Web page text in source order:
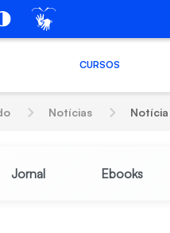
CURSOS
Notícias Notícia
Jornal Ebooks